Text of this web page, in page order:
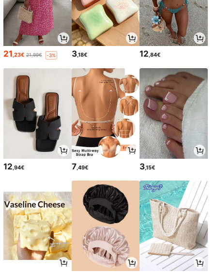
21,23€ 21,99€ -3% 3,18€ 12,84€
12 ,94€ 7 ,49€ 3,15€